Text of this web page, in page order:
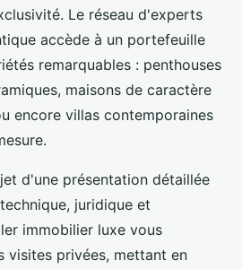
Le réseau d'experts
accède à un portefeuille
remarquables : penthouses
maisons de caractère
encore villas contemporaines
d'une présentation détaillée
juridique et
immobilier luxe vous
visites privées, mettant en